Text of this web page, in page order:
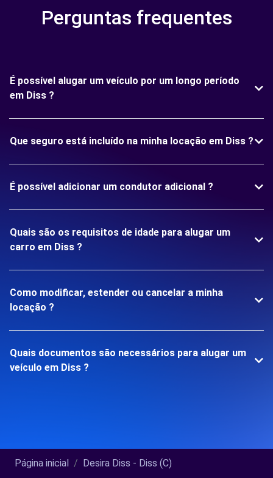
Perguntas frequentes
É possível alugar um veículo por um longo período
em Diss ?
Que seguro está incluído na minha locação em Diss ?
É possível adicionar um condutor adicional ?
Quais são os requisitos de idade para alugar um
carro em Diss ?
Como modificar, estender ou cancelar a minha
locação ?
Quais documentos são necessários para alugar um
veículo em Diss ?
Página inicial Desira Diss - Diss (C)